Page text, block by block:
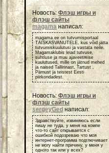
Новость: Флэш игры и
флэш сайты
magama написал:
magama.ee on tutvumisportaal
TÄISKASVANUTELE, kus võid jätta
tutvumiskuulutusi ja vastata neile.
Magamaklubis leiad tutvuse,
suhtluse ja muu ajaveetmise
kuulutused, mille on jätnud mehed
ja naised Tallinnast, Tartust ,
Pärnust ja teistest Eesti
piirkondadest.
Новость: Флэш игры и
флэш сайты
sergeyGed написал:
Здравствуйте, извиняюсь если
пишу не туда, у меня на компе
что-то сайт открывается с
ошибкой подозреваю что моя
интернет-программа подглючивает
не могу найти причину, у меня у
одного так или у всех?